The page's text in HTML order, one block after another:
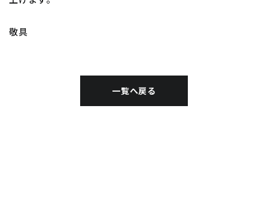
敬具
一覧へ戻る